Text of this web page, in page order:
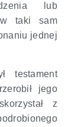
lub
w taki sam
jednej
testament
jego
z